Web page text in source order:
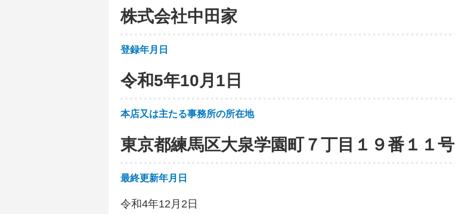
株式会社中田家
登録年月日
令和5年10月1日
本店又は主たる事務所の所在地
東京都練馬区大泉学園町７丁目１９番１１号
最終更新年月日
令和4年12月2日